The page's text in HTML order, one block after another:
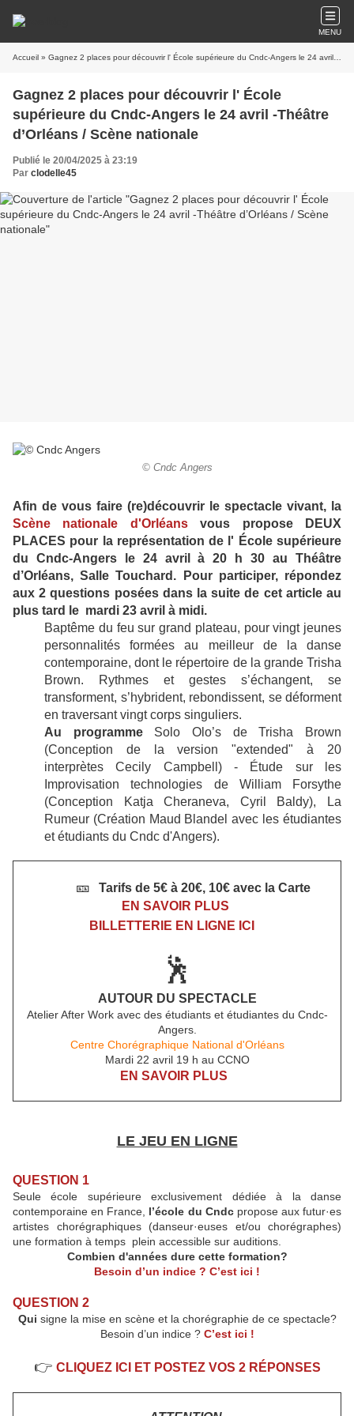
MENU
Accueil » Gagnez 2 places pour découvrir l' École supérieure du Cndc-Angers le 24 avril -Théâtre d’Orléans / Scène nationale
Gagnez 2 places pour découvrir l' École
supérieure du Cndc-Angers le 24 avril -Théâtre
d’Orléans / Scène nationale
Publié le 20/04/2025 à 23:19
Par clodelle45
© Cndc Angers
Afin de vous faire (re)découvrir le spectacle vivant, la
Scène nationale d'Orléansvous propose DEUX
PLACES pour la représentation de l' École supérieure
du Cndc-Angers le 24 avril à 20 h 30 au Théâtre
d’Orléans, Salle Touchard. Pour participer, répondez
aux 2 questions posées dans la suite de cet article au
plus tard le mardi 23 avril à midi.
Baptême du feu sur grand plateau, pour vingt jeunes
personnalités formées au meilleur de la danse
contemporaine, dont le répertoire de la grande Trisha
Brown. Rythmes et gestes s’échangent, se
transforment, s’hybrident, rebondissent, se déforment
en traversant vingt corps singuliers.
Au programmeSolo Olo’s de Trisha Brown
(Conception de la version "extended" à 20
interprètes Cecily Campbell) - Étude sur les
Improvisation technologies de William Forsythe
(Conception Katja Cheraneva, Cyril Baldy), La
Rumeur (Création Maud Blandel avec les étudiantes
et étudiants du Cndc d'Angers).
🎫
Tarifs de 5€ à 20€, 10€ avec la Carte
EN SAVOIR PLUS
BILLETTERIE EN LIGNE ICI
🕺
AUTOUR DU SPECTACLE
Atelier After Work avec des étudiants et étudiantes du Cndc-
Angers.
Centre Chorégraphique National d'Orléans
Mardi 22 avril 19 h au CCNO
EN SAVOIR PLUS
LE JEU EN LIGNE
QUESTION 1
Seule école supérieure exclusivement dédiée à la danse
contemporaine en France, l’école du Cndcpropose aux futur·es
artistes chorégraphiques (danseur·euses et/ou chorégraphes)
une formation à temps plein accessible sur auditions.
Combien d'années dure cette formation?
Besoin d’un indice ? C’est ici !
QUESTION 2
Qui signe la mise en scène et la chorégraphie de ce spectacle?
Besoin d’un indice ? C’est ici !
👉 CLIQUEZ ICI ET POSTEZ VOS 2 RÉPONSES